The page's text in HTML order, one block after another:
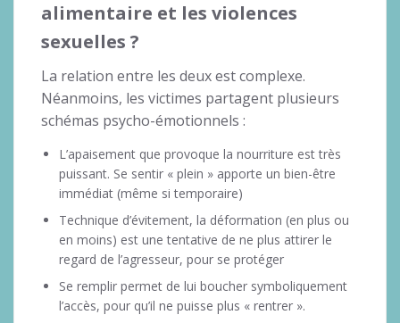
alimentaire et les violences
sexuelles ?
La relation entre les deux est complexe.
Néanmoins, les victimes partagent plusieurs
schémas psycho-émotionnels :
L’apaisement que provoque la nourriture est très
puissant. Se sentir « plein » apporte un bien-être
immédiat (même si temporaire)
Technique d’évitement, la déformation (en plus ou
en moins) est une tentative de ne plus attirer le
regard de l’agresseur, pour se protéger
Se remplir permet de lui boucher symboliquement
l’accès, pour qu’il ne puisse plus « rentrer ».